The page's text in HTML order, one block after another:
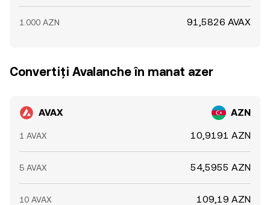
1.000 AZN 91,5826 AVAX
Convertiți Avalanche în manat azer
AVAX AZN
1 AVAX 10,9191 AZN
5 AVAX 54,5955 AZN
10 AVAX 109,19 AZN